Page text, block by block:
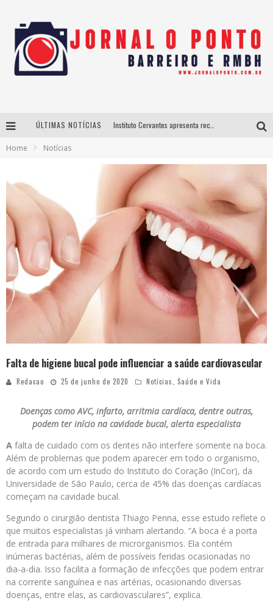
ÚLTIMAS NOTÍCIAS
Projeta Cultura abre inscrições gratuitas em São João del-Rei para oficinas de elaboração de projetos culturais e inteligência artificial
Home Notícias
Falta de higiene bucal pode influenciar a saúde cardiovascular
Redacao 25 de junho de 2020 Notícias Saúde e Vida
Doenças como AVC, infarto, arritmia cardíaca, dentre outras,
podem ter início na cavidade bucal, alerta especialista
A falta de cuidado com os dentes não interfere somente na boca.
Além de problemas que podem aparecer em todo o organismo,
de acordo com um estudo do Instituto do Coração (InCor), da
Universidade de São Paulo, cerca de 45% das doenças cardíacas
começam na cavidade bucal.
Segundo o cirurgião dentista Thiago Penna, esse estudo reflete o
que muitos especialistas já vinham alertando. “A boca é a porta
de entrada para milhares de microrganismos. Ela contém
inúmeras bactérias, além de possíveis feridas ocasionadas no
dia-a-dia. Isso facilita a formação de infecções que podem entrar
na corrente sanguínea e nas artérias, ocasionando diversas
doenças, entre elas, as cardiovasculares”, explica.